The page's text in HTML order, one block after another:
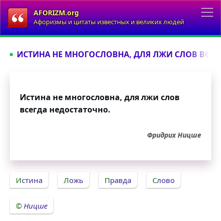
AFORIZM.org
Афоризмы и цитаты известных и великих людей
ИСТИНА НЕ МНОГОСЛОВНА, ДЛЯ ЛЖИ СЛОВ
Истина не многословна, для лжи слов
всегда недостаточно.
Фридрих Ницше
Истина Ложь Правда Слово
Ницше